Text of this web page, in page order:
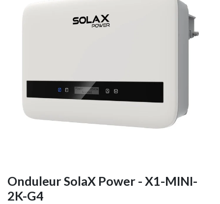
Onduleur SolaX Power - X1-MINI-
2K-G4